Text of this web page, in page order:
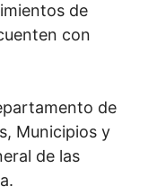
de
con
de
Municipios y
de las